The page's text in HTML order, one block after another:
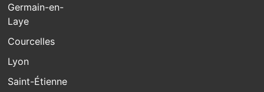
Germain-en-
Laye
Courcelles
Lyon
Saint-Étienne